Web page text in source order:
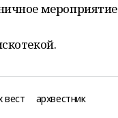
мероприятие
вест архвестник